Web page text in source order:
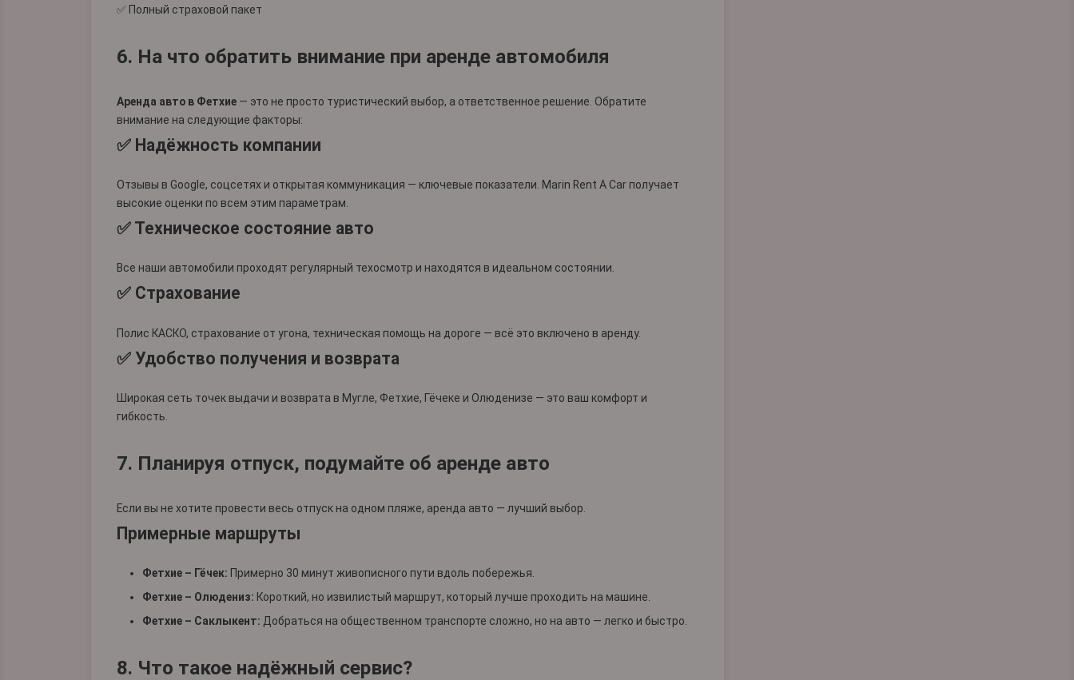
✅ Полный страховой пакет
6. На что обратить внимание при аренде автомобиля
Аренда авто в Фетхие — это не просто туристический выбор, а ответственное решение. Обратите
внимание на следующие факторы:
✅ Надёжность компании
Отзывы в Google, соцсетях и открытая коммуникация — ключевые показатели. Marin Rent A Car получает
высокие оценки по всем этим параметрам.
✅ Техническое состояние авто
Все наши автомобили проходят регулярный техосмотр и находятся в идеальном состоянии.
✅ Страхование
Полис КАСКО, страхование от угона, техническая помощь на дороге — всё это включено в аренду.
✅ Удобство получения и возврата
Широкая сеть точек выдачи и возврата в Мугле, Фетхие, Гёчеке и Олюденизе — это ваш комфорт и
гибкость.
7. Планируя отпуск, подумайте об аренде авто
Если вы не хотите провести весь отпуск на одном пляже, аренда авто — лучший выбор.
Примерные маршруты
Фетхие – Гёчек: Примерно 30 минут живописного пути вдоль побережья.
Фетхие – Олюдениз: Короткий, но извилистый маршрут, который лучше проходить на машине.
Фетхие – Саклыкент: Добраться на общественном транспорте сложно, но на авто — легко и быстро.
8. Что такое надёжный сервис?